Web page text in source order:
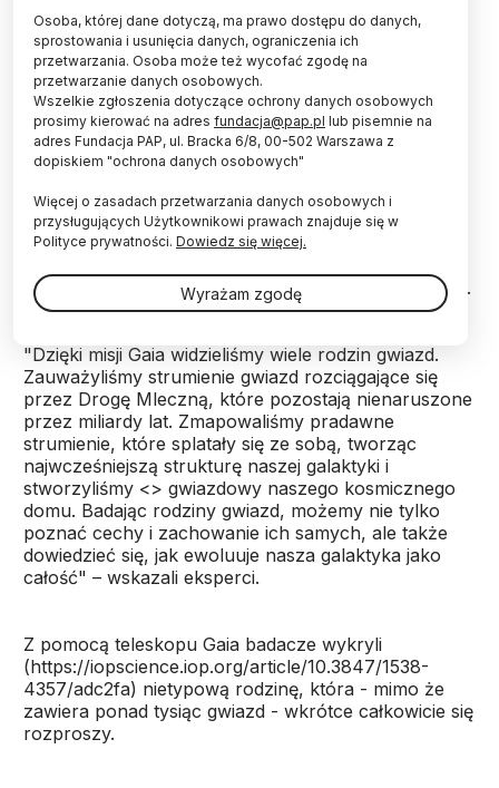
Zbudowany przez ESA próbnik Gaia wykrył w
Drodze Mlecznej zaskakującą rodzinę ponad
tysiąca młodych gwiazd, która ucieka z miejsca
swojego powstania. Odkrycie nie byłoby możliwe
bez europejskiego kosmicznego teleskopu.
Jak wyjaśniają specjaliści z Europejskiej Agencji
Kosmicznej, zasiedlające Drogę Mleczną gwiazdy
zazwyczaj powstają w tzw. rodzinach, które z
czasem rozprzestrzeniają się po galaktyce. Podczas
rozpraszają, większe rodziny zwykle wędrują razem.
"Dzięki misji Gaia widzieliśmy wiele rodzin gwiazd.
Zauważyliśmy strumienie gwiazd rozciągające się
przez Drogę Mleczną, które pozostają nienaruszone
przez miliardy lat. Zmapowaliśmy pradawne
strumienie, które splatały się ze sobą, tworząc
najwcześniejszą strukturę naszej galaktyki i
stworzyliśmy <> gwiazdowy naszego kosmicznego
domu. Badając rodziny gwiazd, możemy nie tylko
poznać cechy i zachowanie ich samych, ale także
dowiedzieć się, jak ewoluuje nasza galaktyka jako
całość" – wskazali eksperci.
Z pomocą teleskopu Gaia badacze wykryli
(https://iopscience.iop.org/article/10.3847/1538-
4357/adc2fa) nietypową rodzinę, która - mimo że
zawiera ponad tysiąc gwiazd - wkrótce całkowicie się
rozproszy.
Osoba, której dane dotyczą, ma prawo dostępu do danych,
sprostowania i usunięcia danych, ograniczenia ich
przetwarzania. Osoba może też wycofać zgodę na
przetwarzanie danych osobowych.
Wszelkie zgłoszenia dotyczące ochrony danych osobowych
prosimy kierować na adres fundacja@pap.pl lub pisemnie na
adres Fundacja PAP, ul. Bracka 6/8, 00-502 Warszawa z
dopiskiem "ochrona danych osobowych"
Więcej o zasadach przetwarzania danych osobowych i
przysługujących Użytkownikowi prawach znajduje się w
Polityce prywatności. Dowiedz się więcej.
Wyrażam zgodę